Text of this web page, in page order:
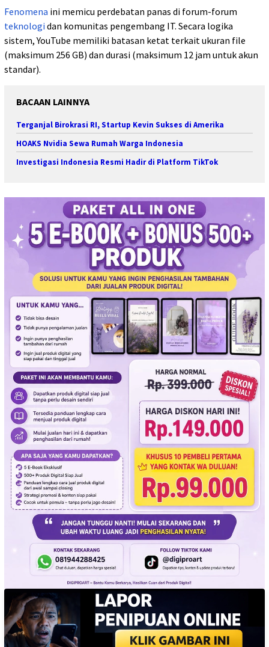
Fenomena ini memicu perdebatan panas di forum-forum
teknologi dan komunitas pengembang IT. Secara logika
sistem, YouTube memiliki batasan ketat terkait ukuran file
(maksimum 256 GB) dan durasi (maksimum 12 jam untuk akun
standar).
BACAAN LAINNYA
Terganjal Birokrasi RI, Startup Kevin Sukses di Amerika
HOAKS Nvidia Sewa Rumah Warga Indonesia
Investigasi Indonesia Resmi Hadir di Platform TikTok